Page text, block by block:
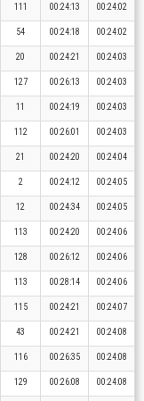
111 00:24:13 00:24:02
54 00:24:18 00:24:02
20 00:24:21 00:24:03
127 00:26:13 00:24:03
11 00:24:19 00:24:03
112 00:26:01 00:24:03
21 00:24:20 00:24:04
2 00:24:12 00:24:05
12 00:24:34 00:24:05
113 00:24:20 00:24:06
128 00:26:12 00:24:06
113 00:28:14 00:24:06
115 00:24:21 00:24:07
43 00:24:21 00:24:08
116 00:26:35 00:24:08
129 00:26:08 00:24:08